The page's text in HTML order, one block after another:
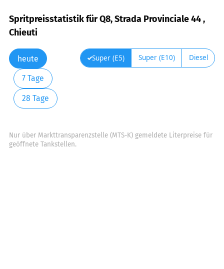
Spritpreisstatistik für Q8, Strada Provinciale 44 ,
Chieuti
heute
7 Tage
28 Tage
Super (E5) Super (E10) Diesel
Nur über Markttransparenzstelle (MTS-K) gemeldete Literpreise für
geöffnete Tankstellen.